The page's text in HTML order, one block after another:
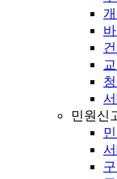
민원신